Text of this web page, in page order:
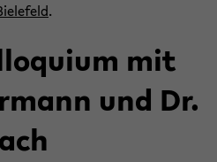
.
mit
und Dr.